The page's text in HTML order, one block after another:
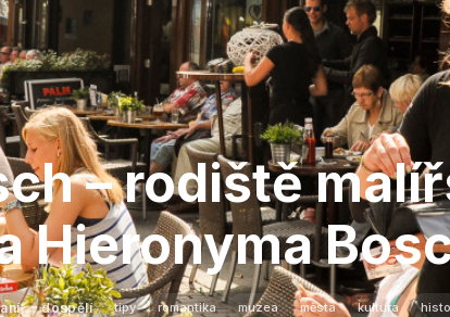
– rodiště
Hieronyma
dospělí tipy romantika muzea města kultura